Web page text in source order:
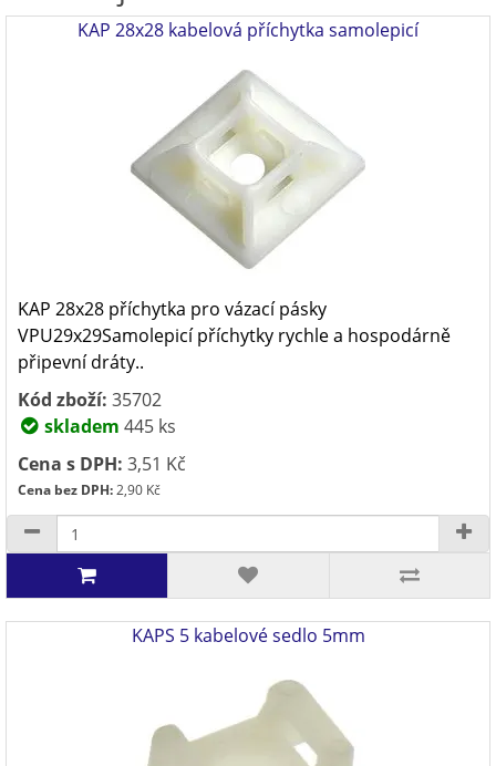
KAP 28x28 kabelová příchytka samolepicí
KAP 28x28 příchytka pro vázací pásky
VPU29x29Samolepicí příchytky rychle a hospodárně
připevní dráty..
Kód zboží: 35702
skladem 445 ks
Cena s DPH: 3,51 Kč
Cena bez DPH:2,90 Kč
KAPS 5 kabelové sedlo 5mm